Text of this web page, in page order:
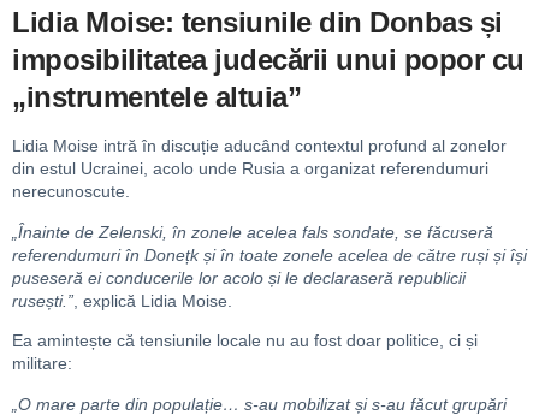
Lidia Moise: tensiunile din Donbas și
imposibilitatea judecării unui popor cu
„instrumentele altuia”
Lidia Moise intră în discuție aducând contextul profund al zonelor
din estul Ucrainei, acolo unde Rusia a organizat referendumuri
nerecunoscute.
„Înainte de Zelenski, în zonele acelea fals sondate, se făcuseră
referendumuri în Donețk și în toate zonele acelea de către ruși și își
puseseră ei conducerile lor acolo și le declaraseră republicii
rusești.” , explică Lidia Moise.
Ea amintește că tensiunile locale nu au fost doar politice, ci și
militare:
„O mare parte din populație… s-au mobilizat și s-au făcut grupări